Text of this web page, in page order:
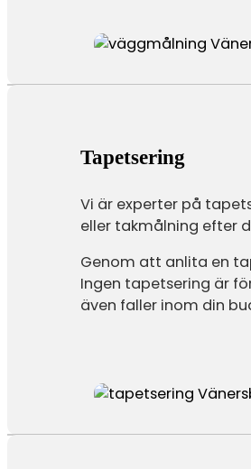
Tapetsering
Vi är experter på
eller takmålning efter
Genom att anlita en
Ingen tapetsering är
även faller inom din